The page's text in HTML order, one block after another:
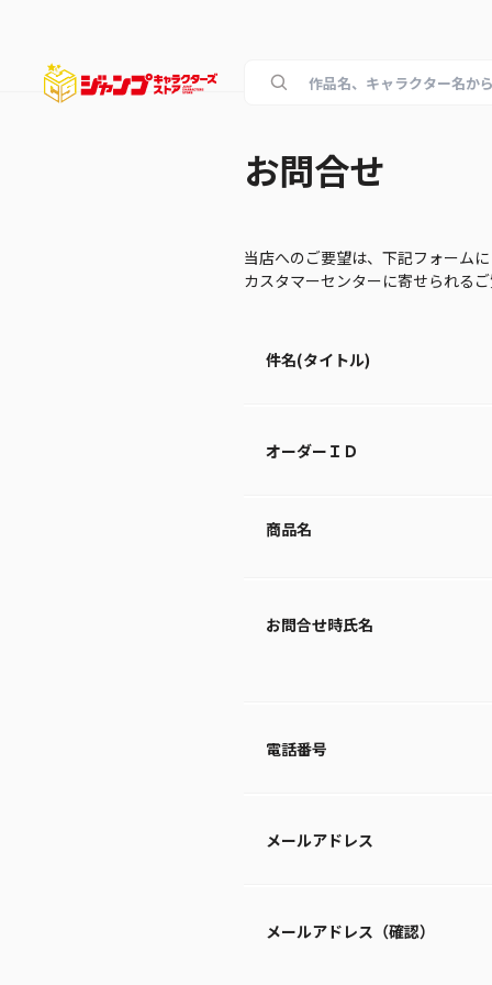
お問合せ
当店へのご要望は、下記フォーム
カスタマーセンターに寄せられる
件名(タイトル)
オーダーＩＤ
商品名
お問合せ時氏名
電話番号
メールアドレス
メールアドレス（確認）